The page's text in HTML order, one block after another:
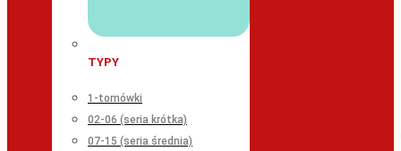
TYPY
1-tomówki
02-06 (seria krótka)
07-15 (seria średnia)